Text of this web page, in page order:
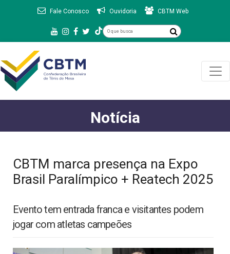
Fale Conosco Ouvidoria CBTM Web
Notícia
CBTM marca presença na Expo
Brasil Paralímpico + Reatech 2025
Evento tem entrada franca e visitantes podem
jogar com atletas campeões